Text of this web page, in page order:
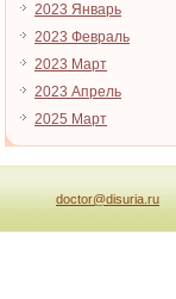
2023 Январь
2023 Февраль
2023 Март
2023 Апрель
2025 Март
doctor@disuria.ru